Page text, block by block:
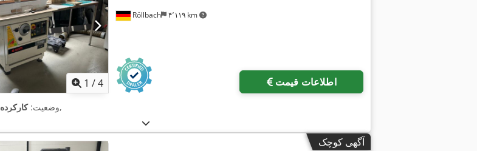
1 /4
Röllbach ۴٬۱۱۹ km
اطلاعات قیمت
وضعیت:کارکرده ,
آگهی کوچک